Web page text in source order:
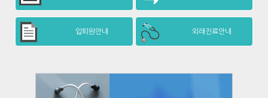
입퇴원안내 외래진료안내